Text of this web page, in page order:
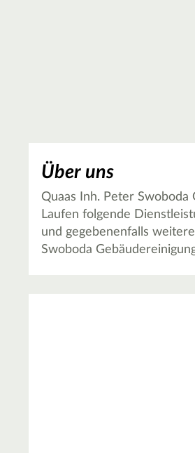
Über uns
Quaas Inh. Peter
Laufen folgende
und gegebenenfalls
Swoboda